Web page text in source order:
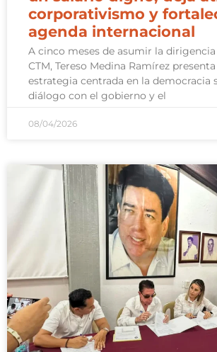
corporativismo y
agenda internacional
A cinco meses de asumir la
CTM, Tereso Medina Ramírez
estrategia centrada en la democracia
diálogo con el gobierno y el
08/04/2026